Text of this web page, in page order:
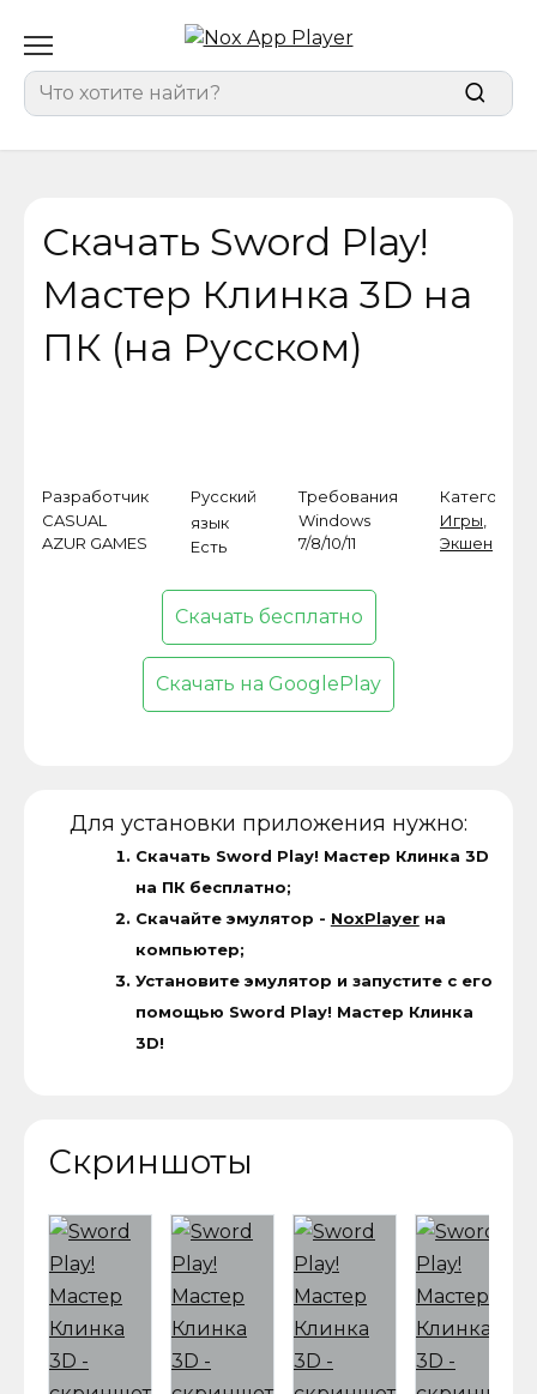
содержанию
for:
Скачать Sword Play!
Мастер Клинка 3D на
ПК (на Русском)
Разработчик
CASUAL
AZUR GAMES
Русский
язык
Есть
Требования
Windows
7/8/10/11
Категория
Игры
Экшен
Скачать бесплатно
Скачать на GooglePlay
Для установки приложения нужно:
Скачать Sword Play! Мастер Клинка 3D
на ПК бесплатно;
Скачайте эмулятор - NoxPlayerна
компьютер;
Установите эмулятор и запустите с его
помощью Sword Play! Мастер Клинка
3D!
Скриншоты